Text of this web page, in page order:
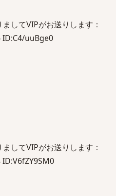
してVIPがお送りします：
ID:C4/uuBge0
してVIPがお送りします：